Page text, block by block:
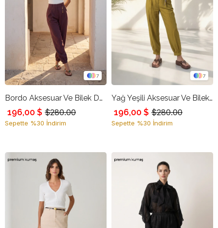
7
Bordo Aksesuar Ve Bilek Detaylı Rahat Kesim Pantolon
$280.00
196,00 $
Sepette %30 İndirim
7
Yağ Yeşili Aksesuar Ve Bilek Detaylı Rahat Kesim Pantolon
$280.00
196,00 $
Sepette %30 İndirim